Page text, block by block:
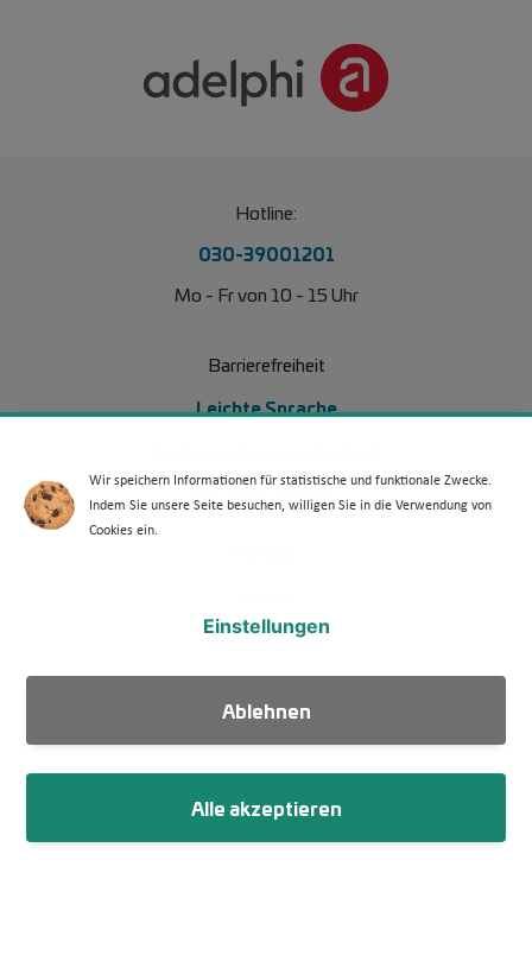
Hotline:
030-39001201
Mo - Fr von 10 - 15 Uhr
Barrierefreiheit
Leichte Sprache
Barriere melden
Über uns
Newsletter abonnieren
Wir speichern Informationen für statistische und funktionale Zwecke.
Indem Sie unsere Seite besuchen, willigen Sie in die Verwendung von
Cookies ein.
Ablehnen
Einstellungen
Alle akzeptieren